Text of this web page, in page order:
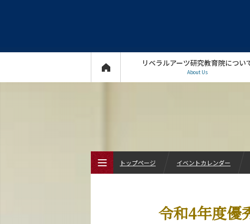
リベラルアーツ研究教育院につい
About Us
令和4年度優
トップページ イベントカレンダー
リベラルアーツ研究教育院について